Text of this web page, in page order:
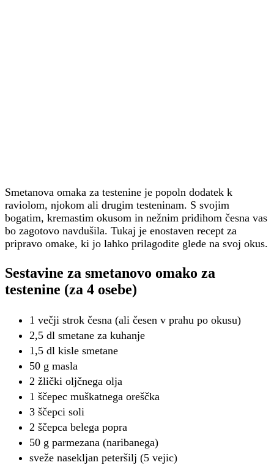
Smetanova omaka za testenine je popoln dodatek k
raviolom, njokom ali drugim testeninam. S svojim
bogatim, kremastim okusom in nežnim pridihom česna vas
bo zagotovo navdušila. Tukaj je enostaven recept za
pripravo omake, ki jo lahko prilagodite glede na svoj okus.
Sestavine za smetanovo omako za
testenine (za 4 osebe)
1 večji strok česna (ali česen v prahu po okusu)
2,5 dl smetane za kuhanje
1,5 dl kisle smetane
50 g masla
2 žlički oljčnega olja
1 ščepec muškatnega oreščka
3 ščepci soli
2 ščepca belega popra
50 g parmezana (naribanega)
sveže nasekljan peteršilj (5 vejic)